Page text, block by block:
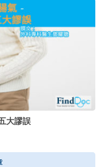
大謬誤